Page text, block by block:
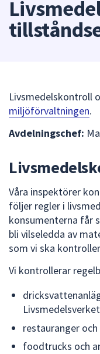
Livsmedelskontroll
miljöförvaltningen.
Avdelningschef:
Våra inspektörer
följer regler i
konsumenterna får
bli vilseledda av
som vi ska
Vi kontrollerar
restauranger
foodtrucks och